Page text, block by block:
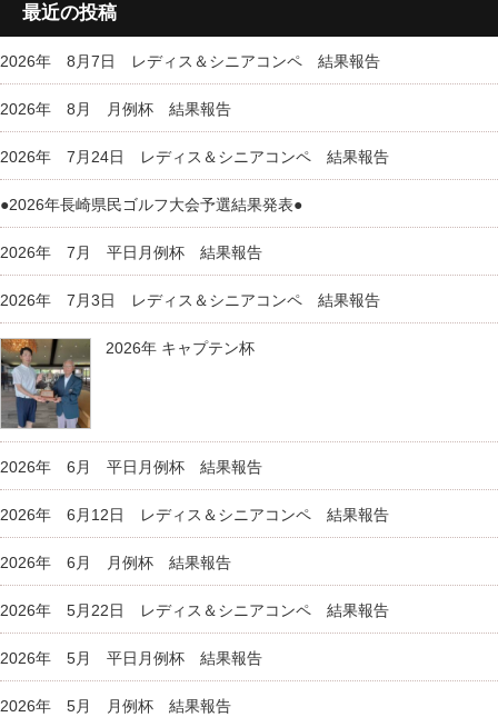
最近の投稿
2026年 8月7日 レディス＆シニアコンペ 結果報告
2026年 8月 月例杯 結果報告
2026年 7月24日 レディス＆シニアコンペ 結果報告
●2026年長崎県民ゴルフ大会予選結果発表●
2026年 7月 平日月例杯 結果報告
2026年 7月3日 レディス＆シニアコンペ 結果報告
2026年 キャプテン杯
2026年 6月 平日月例杯 結果報告
2026年 6月12日 レディス＆シニアコンペ 結果報告
2026年 6月 月例杯 結果報告
2026年 5月22日 レディス＆シニアコンペ 結果報告
2026年 5月 平日月例杯 結果報告
2026年 5月 月例杯 結果報告